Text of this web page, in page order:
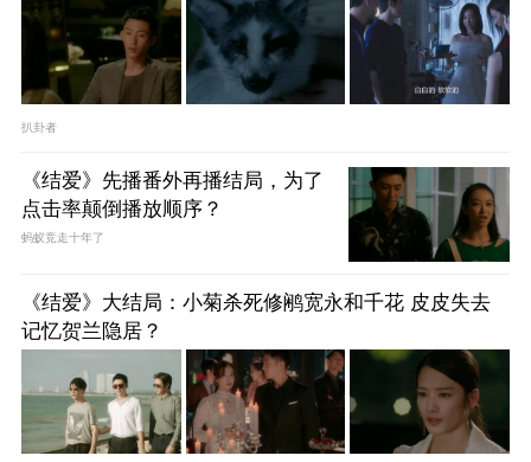
扒卦者
《结爱》先播番外再播结局，为了
点击率颠倒播放顺序？
蚂蚁竞走十年了
《结爱》大结局：小菊杀死修鹇宽永和千花 皮皮失去
记忆贺兰隐居？